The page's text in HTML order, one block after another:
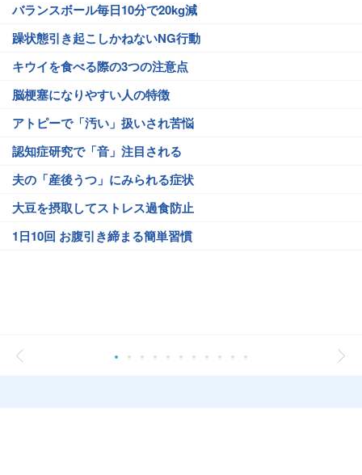
バランスボール毎日10分で20kg減
躁状態引き起こしかねないNG行動
キウイを食べる際の3つの注意点
脳梗塞になりやすい人の特徴
アトピーで「汚い」扱いされ苦悩
認知症研究で「音」注目される
夫の「産後うつ」にみられる症状
大豆を摂取してストレス過食防止
1日10回 お腹引き締まる簡単習慣